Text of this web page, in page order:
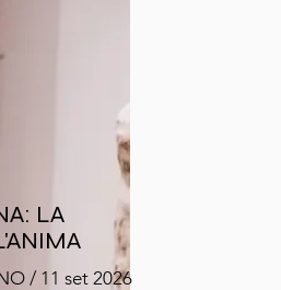
LA
/ 11 set 2026